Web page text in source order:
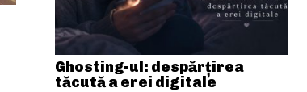
Ghosting-ul: despărțirea
tăcută a erei digitale